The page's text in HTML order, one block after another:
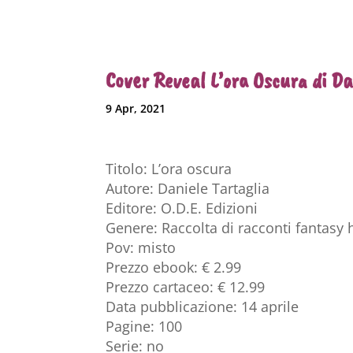
Cover Reveal L’ora Oscura di
9 Apr, 2021
Titolo: L’ora oscura
Autore: Daniele Tartaglia
Editore: O.D.E. Edizioni
Genere: Raccolta di racconti fantasy
Pov: misto
Prezzo ebook: € 2.99
Prezzo cartaceo: € 12.99
Data pubblicazione: 14 aprile
Pagine: 100
Serie: no